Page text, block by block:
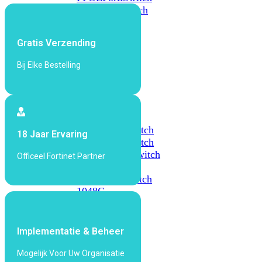
FortiSwitch
FortiSwitch
1024E
FortiSwitch
1048E
FortiSwitch
T1024E
FortiSwitch
FortiSwitch
1048G
2000
Gratis Verzending
Bij Elke Bestelling
18 Jaar Ervaring
Officeel Fortinet Partner
Implementatie & Beheer
Mogelijk Voor Uw Organisatie